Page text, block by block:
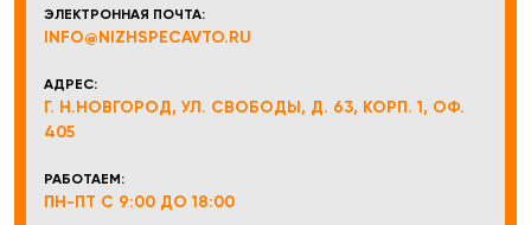
ЭЛЕКТРОННАЯ ПОЧТА:
INFO@NIZHSPECAVTO.RU
АДРЕС:
Г. Н.НОВГОРОД, УЛ. СВОБОДЫ, Д. 63, КОРП. 1, ОФ.
405
РАБОТАЕМ:
ПН-ПТ С 9:00 ДО 18:00